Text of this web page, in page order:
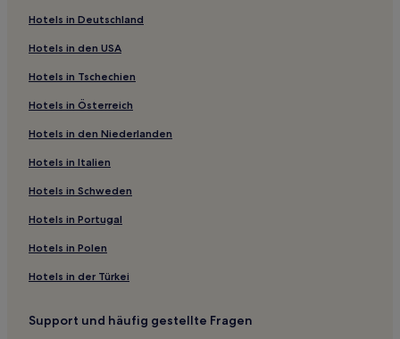
Hotels nahe Pannonhalma Bahnhof
Familien in Győr
Haustierfreundliche in Győr
4-Sterne-Hotels in Győr
Hotels in Deutschland
Hotels in den USA
Hotels in Tschechien
Hotels in Österreich
Hotels in den Niederlanden
Hotels in Italien
Hotels in Schweden
Hotels in Portugal
Hotels in Polen
Hotels in der Türkei
Support und häufig gestellte Fragen